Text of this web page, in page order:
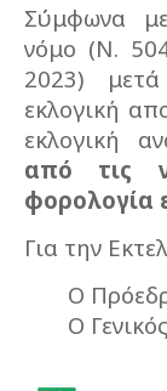
Σύμφωνα
νόμο (Ν.
2023)
εκλογική
εκλογική
από τις
φορολογία
Για την
O
Ο